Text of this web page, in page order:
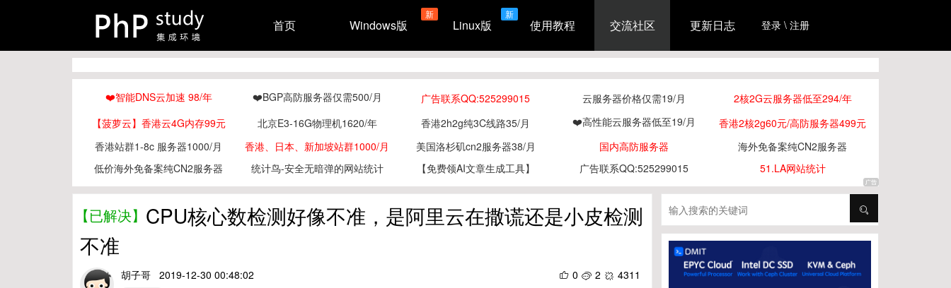
首页 Windows版
新
Linux版
新
使用教程 交流社区 更新日志 登录 \ 注册
❤️智能DNS云加速 98/年 ❤️BGP高防服务器仅需500/月 广告联系QQ:525299015 云服务器价格仅需19/月
2核2G云服务器低至294/年
【菠萝云】香港云4G内存99元
北京E3-16G物理机1620/年 香港2h2g纯3C线路35/月 ❤️高性能云服务器低至19/月
香港2核2g60元/高防服务器499元
香港站群1-8c 服务器1000/月
香港、日本、新加坡站群1000/月 美国洛杉矶cn2服务器38/月 国内高防服务器
海外免备案纯CN2服务器
低价海外免备案纯CN2服务器
统计鸟-安全无暗弹的网站统计 【免费领AI文章生成工具】 广告联系QQ:525299015 51.LA网站统计
【已解决】 CPU核心数检测好像不准，是阿里云在撒谎还是小皮检测
不准
胡子哥 2019-12-30 00:48:02 0 2 4311